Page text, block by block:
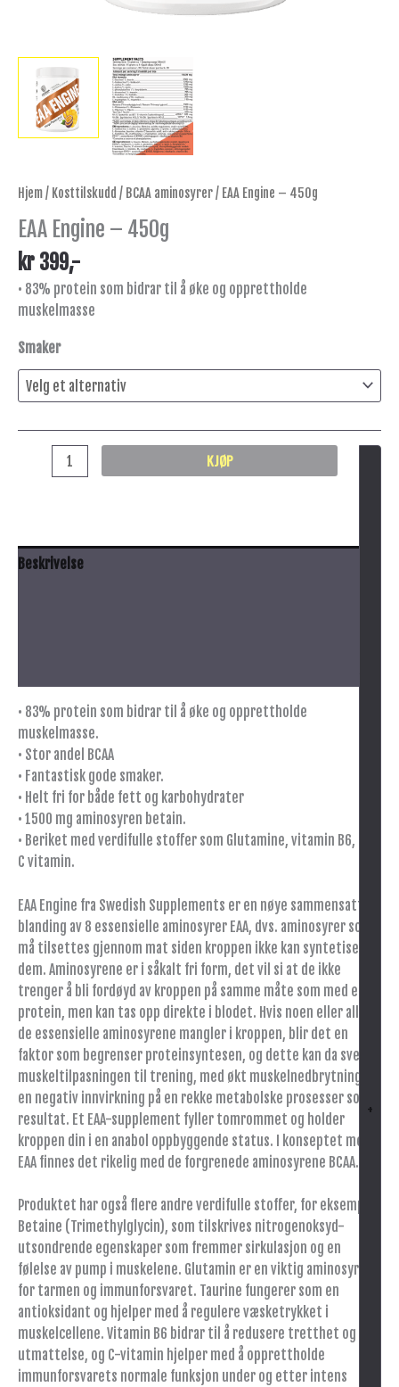
Hjem/ Kosttilskudd / BCAA aminosyrer/ EAA Engine – 450g
EAA Engine – 450g
kr 399,-
• 83% protein som bidrar til å øke og opprettholde
muskelmasse
Smaker
+
KJØP
Beskrivelse
• 83% protein som bidrar til å øke og opprettholde
muskelmasse.
• Stor andel BCAA
• Fantastisk gode smaker.
• Helt fri for både fett og karbohydrater
• 1500 mg aminosyren betain.
• Beriket med verdifulle stoffer som Glutamine, vitamin B6, og
C vitamin.
EAA Engine fra Swedish Supplements er en nøye sammensatt
blanding av 8 essensielle aminosyrer EAA, dvs. aminosyrer som
må tilsettes gjennom mat siden kroppen ikke kan syntetisere
dem. Aminosyrene er i såkalt fri form, det vil si at de ikke
trenger å bli fordøyd av kroppen på samme måte som med et
protein, men kan tas opp direkte i blodet. Hvis noen eller alle
de essensielle aminosyrene mangler i kroppen, blir det en
faktor som begrenser proteinsyntesen, og dette kan da svekke
muskeltilpasningen til trening, med økt muskelnedbrytning og
en negativ innvirkning på en rekke metabolske prosesser som
resultat. Et EAA-supplement fyller tomrommet og holder
kroppen din i en anabol oppbyggende status. I konseptet med
EAA finnes det rikelig med de forgrenede aminosyrene BCAA.
Produktet har også flere andre verdifulle stoffer, for eksempel
Betaine (Trimethylglycin), som tilskrives nitrogenoksyd-
utsondrende egenskaper som fremmer sirkulasjon og en
følelse av pump i muskelene. Glutamin er en viktig aminosyre
for tarmen og immunforsvaret. Taurine fungerer som en
antioksidant og hjelper med å regulere væsketrykket i
muskelcellene. Vitamin B6 bidrar til å redusere tretthet og
utmattelse, og C-vitamin hjelper med å opprettholde
immunforsvarets normale funksjon under og etter intens